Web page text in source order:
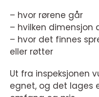
– hvor rørene går
– hvilken dimensjon
– hvor det finnes
eller røtter
Ut fra inspeksjonen
egnet, og det lages